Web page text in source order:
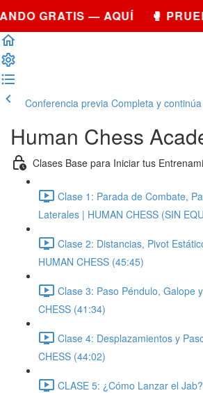
GRATIS — AQUÍ 🥊
Conferencia previa Completa y continúa
Human Chess
Clases Base para Iniciar tus
Clase 1: Parada de Combate,
Laterales | HUMAN CHESS (SIN
Clase 2: Distancias, Pivot
HUMAN CHESS (45:45)
Clase 3: Paso Péndulo, Galope
CHESS (41:34)
Clase 4: Desplazamientos y
CHESS (44:02)
CLASE 5: ¿Cómo Lanzar el